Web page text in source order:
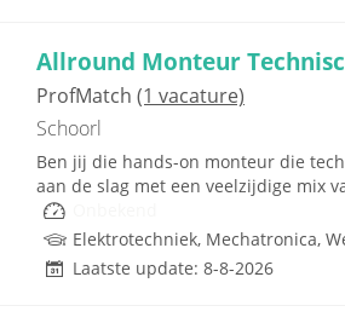
Allround Monteur
ProfMatch (1 vacature)
Schoorl
Ben jij die hands-on monteur die
aan de slag met een veelzijdige mix
Laatste update: 8-8-2026